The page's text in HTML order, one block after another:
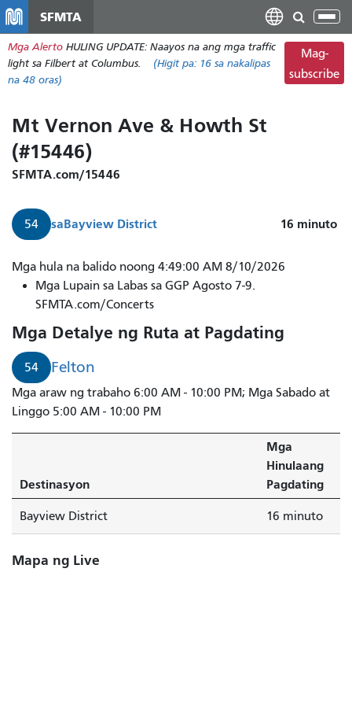
pangunahing
nilalaman
SFMTA
I-
ang
Mga Alerto HULING UPDATE: Naayos na ang mga traffic
light sa Filbert at Columbus.
(Higit pa: 16 sa nakalipas
na 48 oras)
Mag-
subscribe
Mt Vernon Ave & Howth St
(#15446)
SFMTA.com/15446
54 saBayview District 16 minuto
Mga hula na balido noong 4:49:00 AM 8/10/2026
Mga Lupain sa Labas sa GGP Agosto 7-9.
SFMTA.com/Concerts
Mga Detalye ng Ruta at Pagdating
54 Felton
Mga araw ng trabaho 6:00 AM - 10:00 PM; Mga Sabado at
Linggo 5:00 AM - 10:00 PM
Destinasyon
Mga
Hinulaang
Pagdating
Bayview District 16 minuto
Mapa ng Live